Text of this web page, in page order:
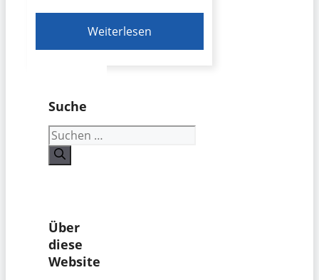
Weiterlesen
Suche
Suchen
nach:
Über
diese
Website